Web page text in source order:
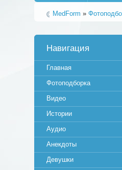
MedForm »
Навигация
Главная
Фотоподборка
Видео
Истории
Аудио
Анекдоты
Девушки